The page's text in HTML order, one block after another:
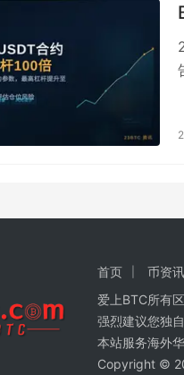
首页 币资讯
爱上BTC所有
强烈建议您独
本站服务海外
Copyright ©